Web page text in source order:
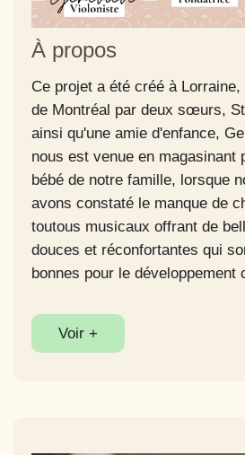
À propos
Ce projet a été créé à
de Montréal par deux sœurs,
ainsi qu'une amie d'enfance,
nous est venue en magasinant
bébé de notre famille, lorsque
avons constaté le manque de
toutous musicaux offrant de
douces et réconfortantes qui
bonnes pour le développement
Voir +